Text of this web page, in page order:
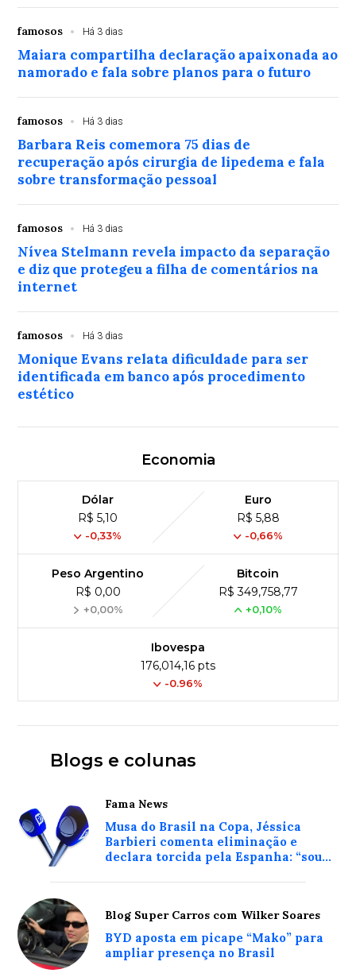
famosos Há 3 dias
Maiara compartilha declaração apaixonada ao
namorado e fala sobre planos para o futuro
famosos Há 3 dias
Barbara Reis comemora 75 dias de
recuperação após cirurgia de lipedema e fala
sobre transformação pessoal
famosos Há 3 dias
Nívea Stelmann revela impacto da separação
e diz que protegeu a filha de comentários na
internet
famosos Há 3 dias
Monique Evans relata dificuldade para ser
identificada em banco após procedimento
estético
Economia
Dólar
R$ 5,10
-0,33%
Euro
R$ 5,88
-0,66%
Peso Argentino
R$ 0,00
+0,00%
Bitcoin
R$ 349,758,77
+0,10%
Ibovespa
176,014,16 pts
-0.96%
Blogs e colunas
Fama News
Musa do Brasil na Copa, Jéssica
Barbieri comenta eliminação e
declara torcida pela Espanha: “sou
Blog Super Carros com Wilker Soares
BYD aposta em picape “Mako” para
ampliar presença no Brasil